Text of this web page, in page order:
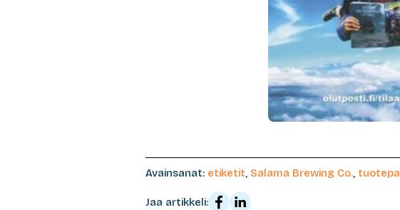
Avainsanat: etiketit, Salama Brewing Co.,
Jaa artikkeli: